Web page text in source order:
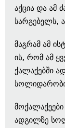
აქცია და ამ
სარგებელს,
მაგრამ ამ
ის, რომ ამ
ქალაქებში
ადგილზე